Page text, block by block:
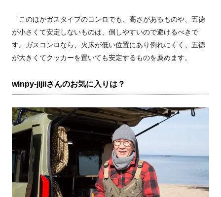
「このほかガスタイプのコンロでも、高さがあるものや、五徳
が小さくて安定しないものは、倒しやすいので避けるべきで
す。ガスコンロなら、火床が低い位置にあり倒れにくく、五徳
が大きくてクッカーを置いても安定するものを薦めます。
winpy-jijiiさんのお気に入りは？